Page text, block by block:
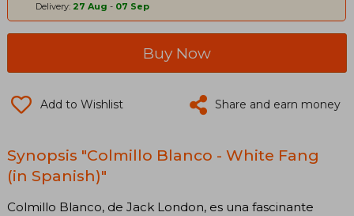
Delivery: 27 Aug - 07 Sep
Buy Now
Add to Wishlist Share and earn money
Synopsis "Colmillo Blanco - White Fang
(in Spanish)"
Colmillo Blanco, de Jack London, es una fascinante